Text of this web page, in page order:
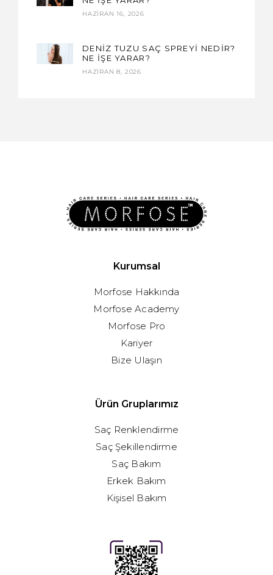
HAZIRAN 16, 2026
DENİZ TUZU SAÇ SPREYİ NEDİR?
NE İŞE YARAR?
HAZIRAN 8, 2026
Kurumsal
Morfose Hakkında
Morfose Academy
Morfose Pro
Kariyer
Bize Ulaşın
Ürün Gruplarımız
Saç Renklendirme
Saç Şekillendirme
Saç Bakım
Erkek Bakım
Kişisel Bakım